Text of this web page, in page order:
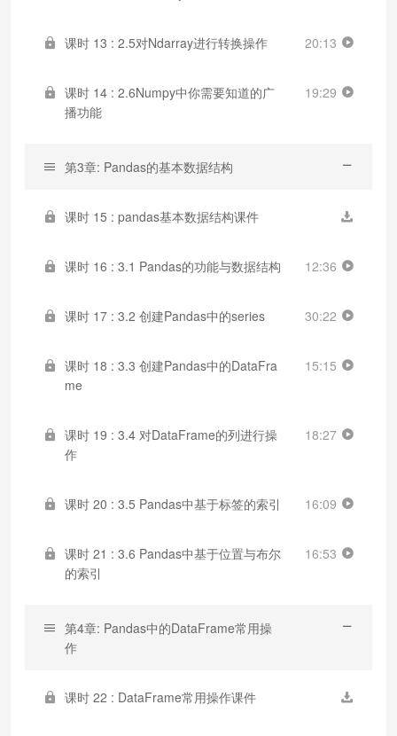
课时 13 : 2.5对Ndarray进行转换操作 20:13
课时 14 : 2.6Numpy中你需要知道的广
播功能
19:29
第3章: Pandas的基本数据结构
课时 15 : pandas基本数据结构课件
课时 16 : 3.1 Pandas的功能与数据结构 12:36
课时 17 : 3.2 创建Pandas中的series 30:22
课时 18 : 3.3 创建Pandas中的DataFra
me
15:15
课时 19 : 3.4 对DataFrame的列进行操
作
18:27
课时 20 : 3.5 Pandas中基于标签的索引 16:09
课时 21 : 3.6 Pandas中基于位置与布尔
的索引
16:53
第4章: Pandas中的DataFrame常用操
作
课时 22 : DataFrame常用操作课件